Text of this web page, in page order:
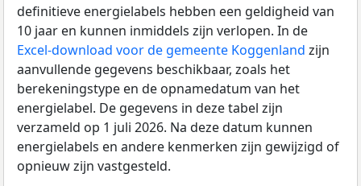
definitieve energielabels hebben een geldigheid van
10 jaar en kunnen inmiddels zijn verlopen. In de
Excel-download voor de gemeente Koggenland zijn
aanvullende gegevens beschikbaar, zoals het
berekeningstype en de opnamedatum van het
energielabel. De gegevens in deze tabel zijn
verzameld op 1 juli 2026. Na deze datum kunnen
energielabels en andere kenmerken zijn gewijzigd of
opnieuw zijn vastgesteld.